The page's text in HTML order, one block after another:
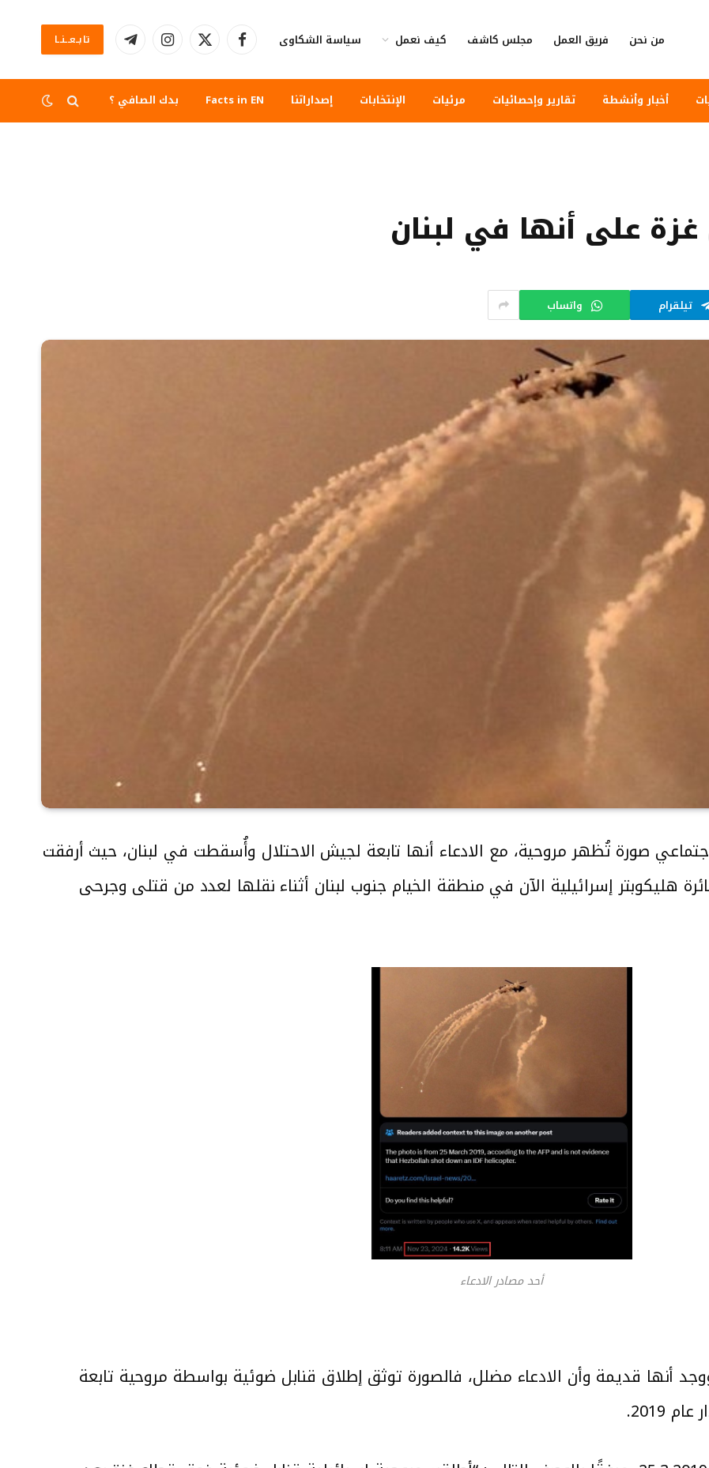
من نحن فريق العمل مجلس كاشف كيف نعمل سياسة الشكاوى فيسبوكX الانستغرامتيلقرام تابــعــنــا
أخبار وأنشطة تقارير وإحصائيات مرئيات الإنتخابات إصداراتنا Facts in EN بدك الصافي ؟
على أنها في لبنان
تيلقرام واتساب
صورة تُظهر مروحية، مع الادعاء أنها تابعة لجيش الاحتلال وأُسقطت في لبنان، حيث أرفقت
هليكوبتر إسرائيلية الآن في منطقة الخيام جنوب لبنان أثناء نقلها لعدد من قتلى وجرحى
أحد مصادر الادعاء
قديمة وأن الادعاء مضلل، فالصورة توثق إطلاق قنابل ضوئية بواسطة مروحية تابعة